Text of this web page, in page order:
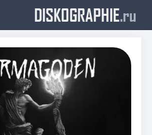
DISKOGRAPHIE.ru